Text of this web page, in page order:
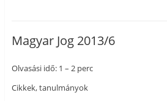
Magyar Jog 2013/6
Olvasási idő: 1 – 2 perc
Cikkek, tanulmányok